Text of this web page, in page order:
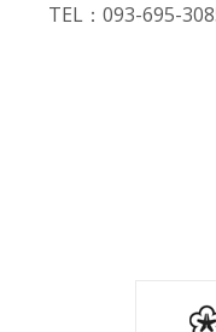
TEL：093-695-